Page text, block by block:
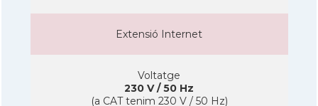
Extensió Internet
Voltatge
230 V / 50 Hz
(a CAT tenim 230 V / 50 Hz)